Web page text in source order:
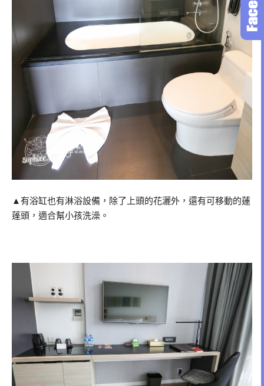
▲有浴缸也有淋浴設備，除了上頭的花灑外，還有可移動的蓮
蓬頭，適合幫小孩洗澡。